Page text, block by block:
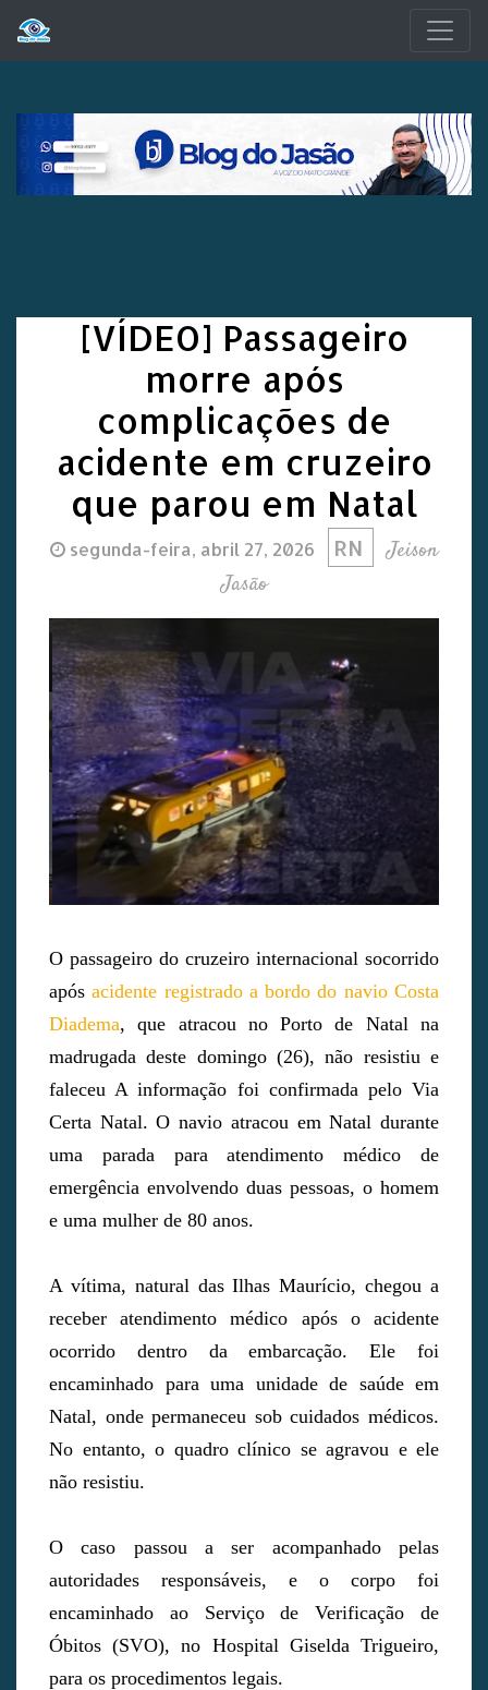
[VÍDEO] Passageiro
morre após
complicações de
acidente em cruzeiro
que parou em Natal
segunda-feira, abril 27, 2026 RN
Jeison
Jasão
O passageiro do cruzeiro internacional socorrido
apósacidente registrado a bordo do navio Costa
Diadema, que atracou no Porto de Natal na
madrugada deste domingo (26), não resistiu e
faleceu A informação foi confirmada pelo Via
Certa Natal. O navio atracou em Natal durante
uma parada para atendimento médico de
emergência envolvendo duas pessoas, o homem
e uma mulher de 80 anos.
A vítima, natural das Ilhas Maurício, chegou a
receber atendimento médico após o acidente
ocorrido dentro da embarcação. Ele foi
encaminhado para uma unidade de saúde em
Natal, onde permaneceu sob cuidados médicos.
No entanto, o quadro clínico se agravou e ele
não resistiu.
O caso passou a ser acompanhado pelas
autoridades responsáveis, e o corpo foi
encaminhado ao Serviço de Verificação de
Óbitos (SVO), no Hospital Giselda Trigueiro,
para os procedimentos legais.